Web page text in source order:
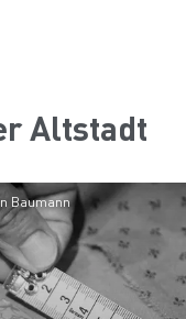
Altstadt
Baumann